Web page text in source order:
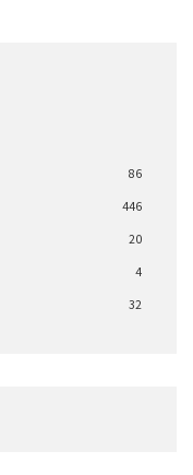
86
446
20
4
32